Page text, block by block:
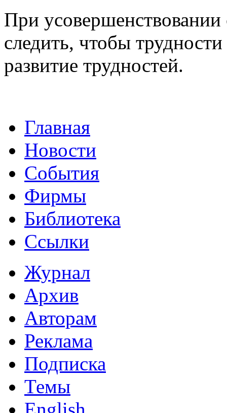
При усовершенствовании
следить, чтобы
развитие трудностей.
Главная
Новости
События
Фирмы
Библиотека
Ссылки
Журнал
Архив
Авторам
Реклама
Подписка
Темы